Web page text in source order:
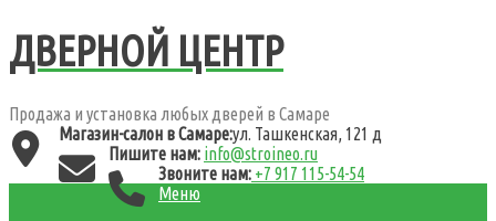
ДВЕРНОЙ ЦЕНТР
Продажа и установка любых дверей в Самаре
Магазин-салон в Самаре:ул. Ташкенская, 121 д
Пишите нам: info@stroineo.ru
Звоните нам: +7 917 115-54-54
Меню